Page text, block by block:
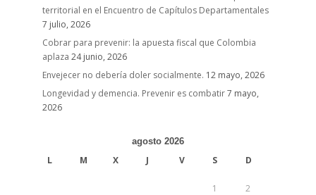
territorial en el Encuentro de Capítulos Departamentales
7 julio, 2026
Cobrar para prevenir: la apuesta fiscal que Colombia
aplaza 24 junio, 2026
Envejecer no debería doler socialmente. 12 mayo, 2026
Longevidad y demencia. Prevenir es combatir7 mayo,
2026
agosto 2026
L M X J V S D
1 2